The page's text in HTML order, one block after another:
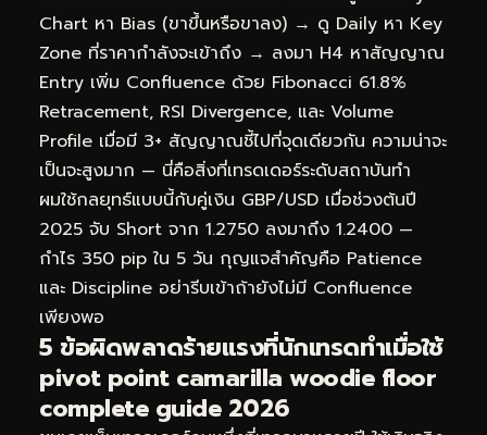
Chart หา Bias (ขาขึ้นหรือขาลง) → ดู Daily หา Key
Zone ที่ราคากำลังจะเข้าถึง → ลงมา H4 หาสัญญาณ
Entry เพิ่ม Confluence ด้วย Fibonacci 61.8%
Retracement, RSI Divergence, และ Volume
Profile เมื่อมี 3+ สัญญาณชี้ไปที่จุดเดียวกัน ความน่าจะ
เป็นจะสูงมาก — นี่คือสิ่งที่เทรดเดอร์ระดับสถาบันทำ
ผมใช้กลยุทธ์แบบนี้กับคู่เงิน GBP/USD เมื่อช่วงต้นปี
2025 จับ Short จาก 1.2750 ลงมาถึง 1.2400 —
กำไร 350 pip ใน 5 วัน กุญแจสำคัญคือ Patience
และ Discipline อย่ารีบเข้าถ้ายังไม่มี Confluence
เพียงพอ
5 ข้อผิดพลาดร้ายแรงที่นักเทรดทำเมื่อใช้
pivot point camarilla woodie floor
complete guide 2026